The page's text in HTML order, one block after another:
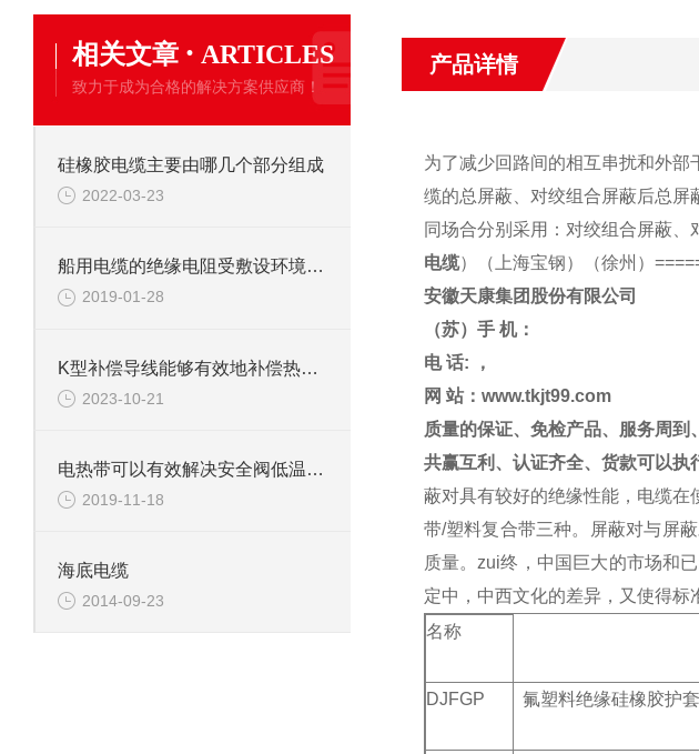
相关文章 · ARTICLES
致力于成为合格的解决方案供应商！
硅橡胶电缆主要由哪几个部分组成
2022-03-23
船用电缆的绝缘电阻受敷设环境温度有很大关系
2019-01-28
K型补偿导线能够有效地补偿热电偶在温度测量中的误差
2023-10-21
电热带可以有效解决安全阀低温物料堵塞问题
2019-11-18
海底电缆
2014-09-23
产品详情
为了减少回路间的相互串扰和外
缆的总屏蔽、对绞组合屏蔽后总
同场合分别采用：对绞组合屏蔽
电缆）（上海宝钢）（徐州）
安徽天康集团股份有限公司
（苏）手 机：
电 话:
，
网 站： www.tkjt99.com
质量的保证、免检产品、服务周到、
共赢互利、认证齐全、货款可以执
蔽对具有较好的绝缘性能，电缆
带/塑料复合带三种。屏蔽对与屏
质量。zui终，中国巨大的市场和
定中，中西文化的差异，又使得标
名称
DJFGP 氟塑料绝缘硅橡胶护